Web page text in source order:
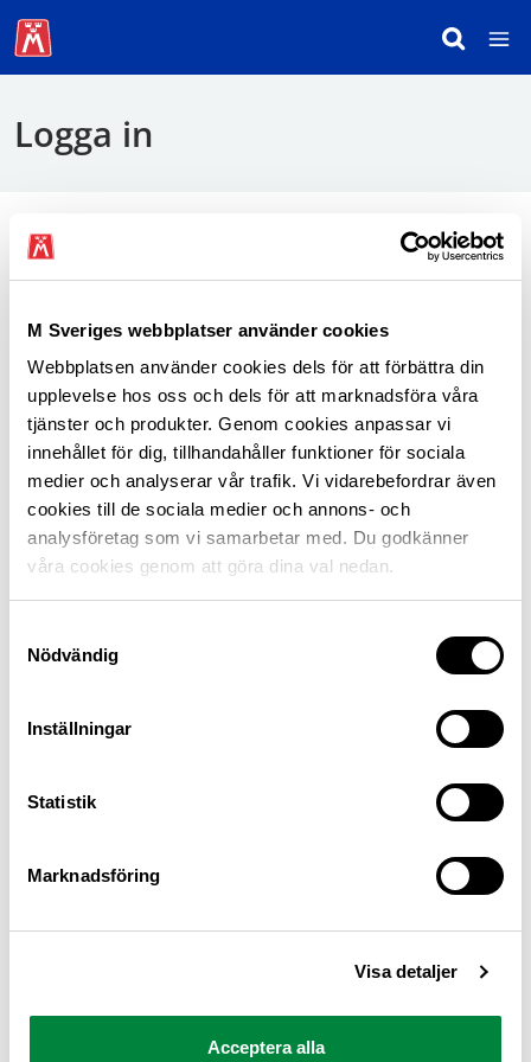
M Sveriges webbplatser använder cookies
Webbplatsen använder cookies dels för att förbättra din
upplevelse hos oss och dels för att marknadsföra våra
tjänster och produkter. Genom cookies anpassar vi
innehållet för dig, tillhandahåller funktioner för sociala
medier och analyserar vår trafik. Vi vidarebefordrar även
cookies till de sociala medier och annons- och
analysföretag som vi samarbetar med. Du godkänner
våra cookies genom att göra dina val nedan.
Nödvändig
Inställningar
Statistik
Marknadsföring
Visa detaljer
Acceptera alla
Logga in
För att logga in behöver du använda mobilt
BankID.
Logga in som medlem
M Sverige är Sveriges största konsumentorganisation
för bilister och andra trafikanter
Ansvarig utgivare: Heléne Lilja
Pressrum
Om oss